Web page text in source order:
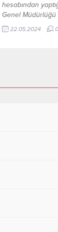
hesabından
Genel
Mücadele Daire
koordinesinde 34
22.05.2024 0